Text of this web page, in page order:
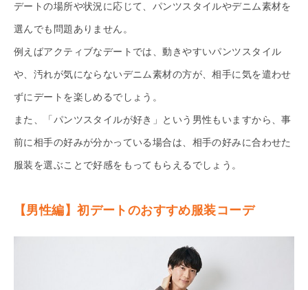
デートの場所や状況に応じて、パンツスタイルやデニム素材を
選んでも問題ありません。
例えばアクティブなデートでは、動きやすいパンツスタイル
や、汚れが気にならないデニム素材の方が、相手に気を遣わせ
ずにデートを楽しめるでしょう。
また、「パンツスタイルが好き」という男性もいますから、事
前に相手の好みが分かっている場合は、相手の好みに合わせた
服装を選ぶことで好感をもってもらえるでしょう。
【男性編】初デートのおすすめ服装コーデ